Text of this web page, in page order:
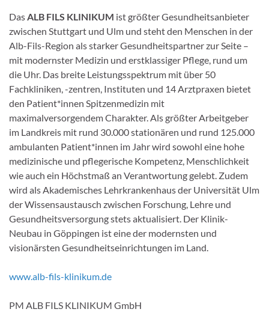
DasALB FILS KLINIKUM ist größter Gesundheitsanbieter
zwischen Stuttgart und Ulm und steht den Menschen in der
Alb-Fils-Region als starker Gesundheitspartner zur Seite –
mit modernster Medizin und erstklassiger Pflege, rund um
die Uhr. Das breite Leistungsspektrum mit über 50
Fachkliniken, -zentren, Instituten und 14 Arztpraxen bietet
den Patient*innen Spitzenmedizin mit
maximalversorgendem Charakter. Als größter Arbeitgeber
im Landkreis mit rund 30.000 stationären und rund 125.000
ambulanten Patient*innen im Jahr wird sowohl eine hohe
medizinische und pflegerische Kompetenz, Menschlichkeit
wie auch ein Höchstmaß an Verantwortung gelebt. Zudem
wird als Akademisches Lehrkrankenhaus der Universität Ulm
der Wissensaustausch zwischen Forschung, Lehre und
Gesundheitsversorgung stets aktualisiert. Der Klinik-
Neubau in Göppingen ist eine der modernsten und
visionärsten Gesundheitseinrichtungen im Land.
www.alb-fils-klinikum.de
PM ALB FILS KLINIKUM GmbH